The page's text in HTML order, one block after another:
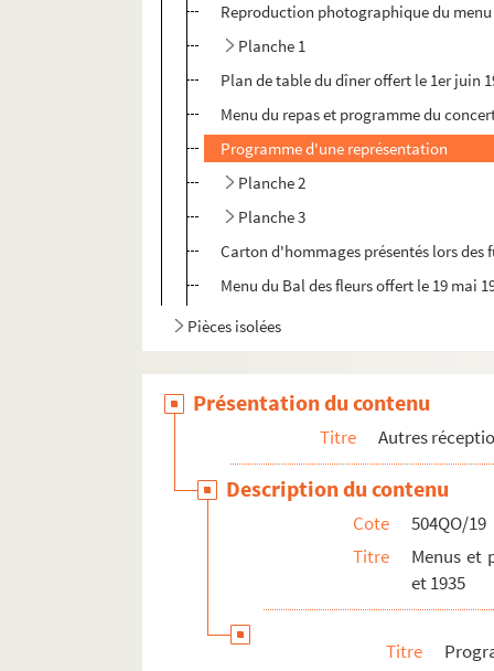
Reproduction photographique du menu
Planche 1
Plan de table du dîner offert le 1er juin
Menu du repas et programme du
Programme d'une représentation
Planche 2
Planche 3
Carton d'hommages présentés lors des
Menu du Bal des fleurs offert le 19 mai
Pièces isolées
Présentation du contenu
Titre Autres
Description du contenu
Cote
504QO/19
Titre
Menus et
et 1935
Titre